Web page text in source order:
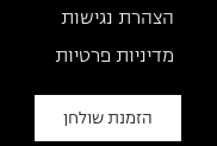
הצהרת נגישות
מדיניות פרטיות
הזמנת שולחן